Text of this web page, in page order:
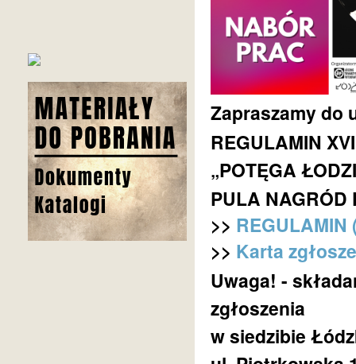
Zapraszamy do
REGULAMIN
„POTĘGA
PULA
>> REGULAMIN
>> Karta
Uwaga! -
zgłoszenia
w siedzibie